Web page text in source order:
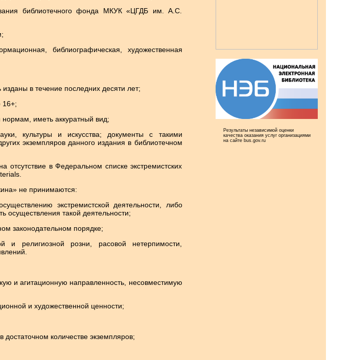
библиотечного фонда МКУК «ЦГДБ им. А.С.
библиографическая, художественная
в течение последних десяти лет;
16+;
нормам, иметь аккуратный вид;
культуры и искусства; документы с такими
экземпляров данного издания в библиотечном
в Федеральном списке экстремистских
не принимаются:
экстремистской деятельности, либо
такой деятельности;
законодательном порядке;
и религиозной розни, расовой нетерпимости,
и агитационную направленность, несовместимую
и художественной ценности;
количестве экземпляров;
Результаты независимой оценки
качества оказания услуг организациями
на сайте bus.gov.ru